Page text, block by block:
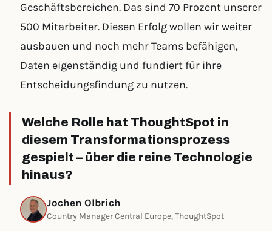
Geschäftsbereichen. Das sind 70 Prozent unserer
500 Mitarbeiter. Diesen Erfolg wollen wir weiter
ausbauen und noch mehr Teams befähigen,
Daten eigenständig und fundiert für ihre
Entscheidungsfindung zu nutzen.
Welche Rolle hat ThoughtSpot in
diesem Transformationsprozess
gespielt – über die reine Technologie
hinaus?
Jochen Olbrich
Country Manager Central Europe, ThoughtSpot